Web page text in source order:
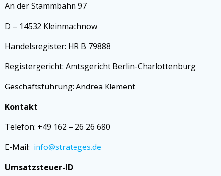
An der Stammbahn 97
D – 14532 Kleinmachnow
Handelsregister: HR B 79888
Registergericht: Amtsgericht Berlin-Charlottenburg
Geschäftsführung: Andrea Klement
Kontakt
Telefon: +49 162 – 26 26 680
E-Mail: info@strateges.de
Umsatzsteuer-ID